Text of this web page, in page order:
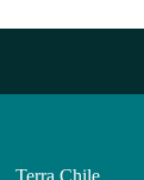
Terra Chile